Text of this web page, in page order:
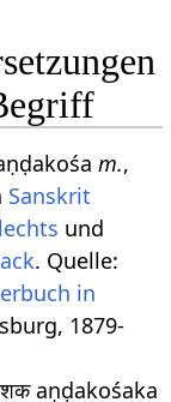
m.,
Sanskrit
und
. Quelle:
in
1879-
aṇḍakośaka